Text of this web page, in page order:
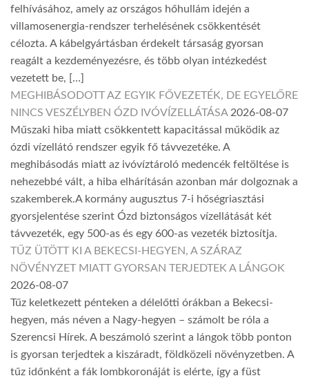
felhívásához, amely az országos hőhullám idején a
villamosenergia-rendszer terhelésének csökkentését
célozta. A kábelgyártásban érdekelt társaság gyorsan
reagált a kezdeményezésre, és több olyan intézkedést
vezetett be, […]
MEGHIBÁSODOTT AZ EGYIK FŐVEZETÉK, DE EGYELŐRE
NINCS VESZÉLYBEN ÓZD IVÓVÍZELLÁTÁSA 2026-08-07
Műszaki hiba miatt csökkentett kapacitással működik az
ózdi vízellátó rendszer egyik fő távvezetéke. A
meghibásodás miatt az ivóvíztároló medencék feltöltése is
nehezebbé vált, a hiba elhárításán azonban már dolgoznak a
szakemberek.A kormány augusztus 7-i hőségriasztási
gyorsjelentése szerint Ózd biztonságos vízellátását két
távvezeték, egy 500-as és egy 600-as vezeték biztosítja.
TŰZ ÜTÖTT KI A BEKECSI-HEGYEN, A SZÁRAZ
NÖVÉNYZET MIATT GYORSAN TERJEDTEK A LÁNGOK
2026-08-07
Tűz keletkezett pénteken a délelőtti órákban a Bekecsi-
hegyen, más néven a Nagy-hegyen – számolt be róla a
Szerencsi Hírek. A beszámoló szerint a lángok több ponton
is gyorsan terjedtek a kiszáradt, földközeli növényzetben. A
tűz időnként a fák lombkoronáját is elérte, így a füst